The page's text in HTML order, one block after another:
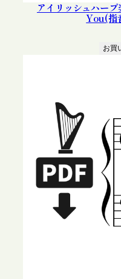
アイリッシュハー
You(指
お買